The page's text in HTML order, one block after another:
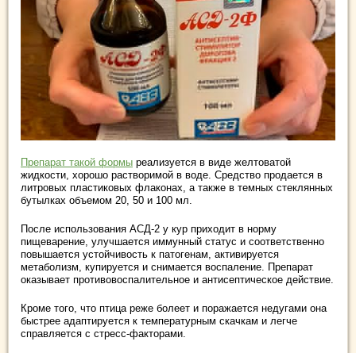
Препарат такой формы реализуется в виде желтоватой
жидкости, хорошо растворимой в воде. Средство продается в
литровых пластиковых флаконах, а также в темных стеклянных
бутылках объемом 20, 50 и 100 мл.
После использования АСД-2 у кур приходит в норму
пищеварение, улучшается иммунный статус и соответственно
повышается устойчивость к патогенам, активируется
метаболизм, купируется и снимается воспаление. Препарат
оказывает противовоспалительное и антисептическое действие.
Кроме того, что птица реже болеет и поражается недугами она
быстрее адаптируется к температурным скачкам и легче
справляется с стресс-факторами.